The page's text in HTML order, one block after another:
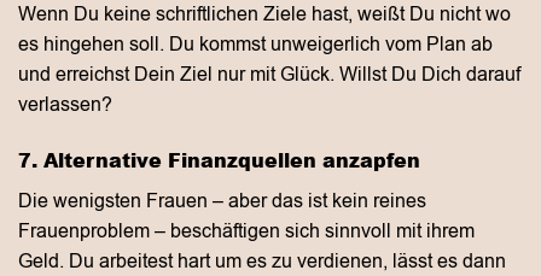
Wenn Du keine schriftlichen Ziele hast, weißt Du nicht wo
es hingehen soll. Du kommst unweigerlich vom Plan ab
und erreichst Dein Ziel nur mit Glück. Willst Du Dich darauf
verlassen?
7. Alternative Finanzquellen anzapfen
Die wenigsten Frauen – aber das ist kein reines
Frauenproblem – beschäftigen sich sinnvoll mit ihrem
Geld. Du arbeitest hart um es zu verdienen, lässt es dann